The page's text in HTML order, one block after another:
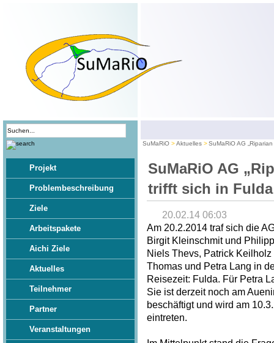
Projekt
Problembeschreibung
Ziele
Arbeitspakete
Aichi Ziele
Aktuelles
Teilnehmer
Partner
Veranstaltungen
SuMaRiO Aktuelles SuMaRiO AG
SuMaRiO AG
trifft sich in Fulda
20.02.14 06:03
Am 20.2.2014 traf sich die
Birgit Kleinschmit und
Niels Thevs, Patrick
Thomas und Petra Lang in
Reisezeit: Fulda. Für Petra
Sie ist derzeit noch am
beschäftigt und wird am
eintreten.